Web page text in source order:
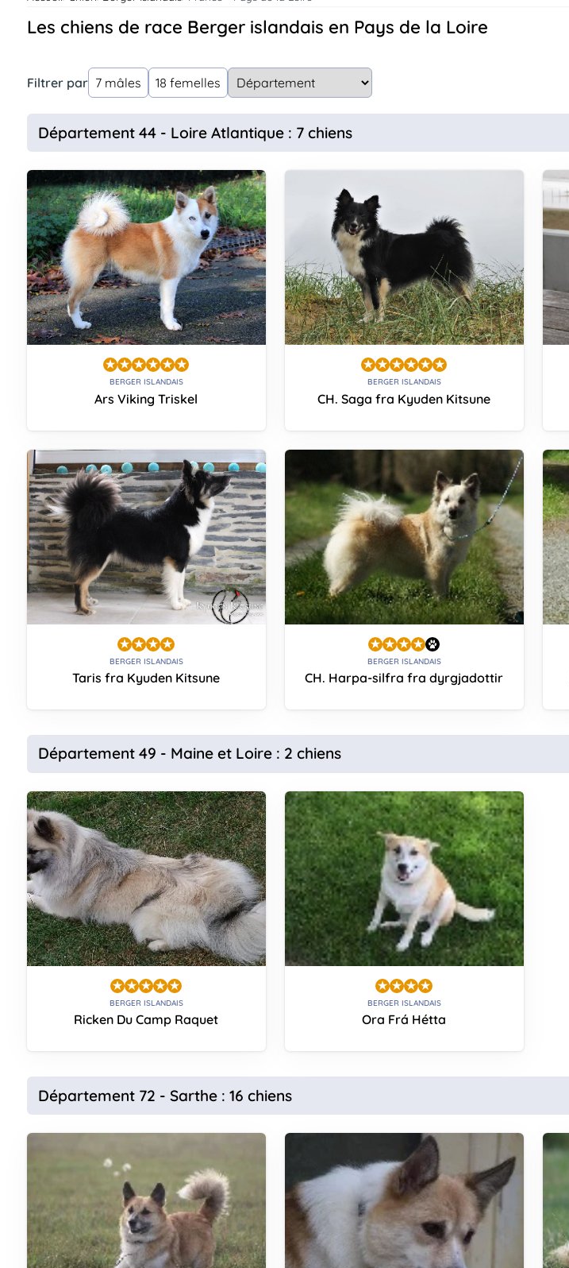
Assurances
Les chiens de race Berger islandais en Pays de la Loire
Filtrer par 7 mâles 18 femelles
Département 44 - Loire Atlantique : 7 chiens
BERGER ISLANDAIS
Ars Viking Triskel
BERGER ISLANDAIS
CH. Saga fra Kyuden Kitsune
BERGER ISLANDAIS
Taris fra Kyuden Kitsune
BERGER ISLANDAIS
CH. Harpa-silfra fra dyrgjadottir
Département 49 - Maine et Loire : 2 chiens
BERGER ISLANDAIS
Ricken Du Camp Raquet
BERGER ISLANDAIS
Ora Frá Hétta
Département 72 - Sarthe : 16 chiens